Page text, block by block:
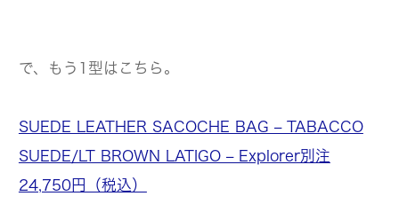
で、もう1型はこちら。
SUEDE LEATHER SACOCHE BAG – TABACCO
SUEDE/LT BROWN LATIGO – Explorer別注
24,750円（税込）